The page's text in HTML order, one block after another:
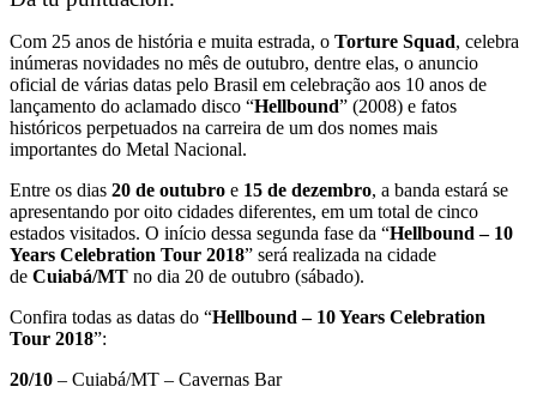
Com 25 anos de história e muita estrada, o Torture Squad, celebra
inúmeras novidades no mês de outubro, dentre elas, o anuncio
oficial de várias datas pelo Brasil em celebração aos 10 anos de
lançamento do aclamado disco “Hellbound” (2008) e fatos
históricos perpetuados na carreira de um dos nomes mais
importantes do Metal Nacional.
Entre os dias 20 de outubro e 15 de dezembro, a banda estará se
apresentando por oito cidades diferentes, em um total de cinco
estados visitados. O início dessa segunda fase da “Hellbound – 10
Years Celebration Tour 2018” será realizada na cidade
de Cuiabá/MT no dia 20 de outubro (sábado).
Confira todas as datas do “Hellbound – 10 Years Celebration
Tour 2018”:
20/10 – Cuiabá/MT – Cavernas Bar